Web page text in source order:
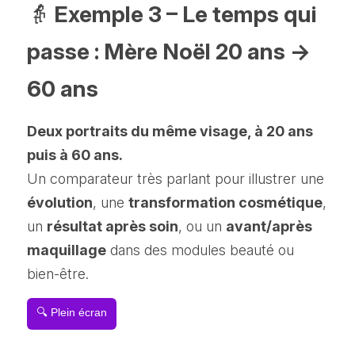
👵 Exemple 3 – Le temps qui
passe : Mère Noël 20 ans →
60 ans
Deux portraits du même visage, à 20 ans
puis à 60 ans.
évolution, une transformation cosmétique,
un résultat après soin, ou un avant/après
maquillage dans des modules beauté ou
bien-être.